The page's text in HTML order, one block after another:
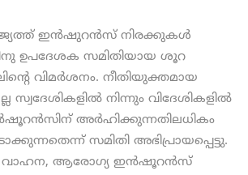
ഇൻഷുറൻസ് നിരക്കുകൾ
ഉപദേശക സമിതിയായ ശൂറ
വിമർശനം. നീതിയുക്തമായ
സ്വദേശികളിൽ നിന്നും വിദേശികളിൽ
അര്‍ഹിക്കുന്നതിലധികം
സമിതി അഭിപ്രായപ്പെട്ടു.
വാഹന, ആരോഗ്യ ഇന്‍ഷൂറന്‍സ്